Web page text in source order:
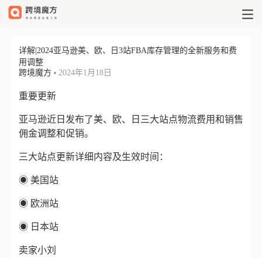
详解|2024亚马逊美、欧、日3站FBA库存管理的全新服务和费
用调整
跨境魔方
2024年1月18日
重要更新
亚马逊近日发布了美、欧、日三大站点物流费用和销售
佣金调整和促销。
三大站点更新详细内容及生效时间：
◉ 美国站
◉ 欧洲站
◉ 日本站
卖家小刘